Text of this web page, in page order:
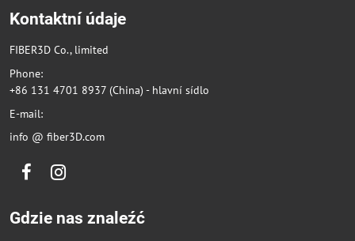
Kontaktní údaje
FIBER3D Co., limited
Phone:
+86 131 4701 8937 (China) - hlavní sídlo
E-mail:
info @ fiber3D.com
FacebookInstagram
Gdzie nas znaleźć